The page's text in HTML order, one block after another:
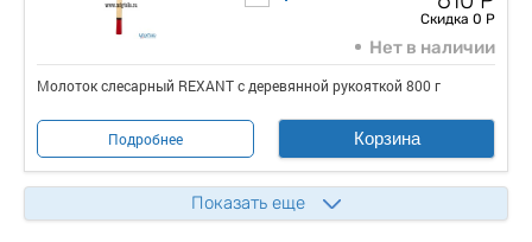
Скидка 0 Р
Нет в наличии
Молоток слесарный REXANT с деревянной рукояткой 800 г
Подробнее Корзина
Показать еще